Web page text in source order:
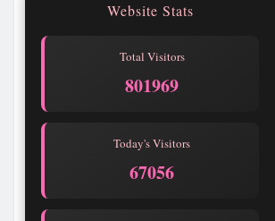
Website Stats
Total Visitors
801969
Today's Visitors
67056